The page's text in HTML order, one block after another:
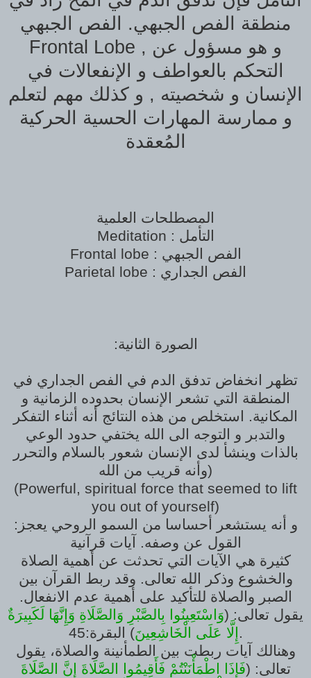
منطقة الفص الجبهي. الفص الجبهي
Frontal Lobe , و هو مسؤول عن
التحكم بالعواطف و الإنفعالات في
الإنسان و شخصيته , و كذلك مهم لتعلم
و ممارسة المهارات الحسية الحركية
المُعقدة
المصطلحات العلمية
Meditation : التأمل
Frontal lobe : الفص الجبهي
Parietal lobe : الفص الجداري
:الصورة الثانية
تظهر انخفاض تدفق الدم في الفص الجداري في
المنطقة التي تشعر الإنسان بحدوده الزمانية و
المكانية. استخلص من هذه النتائج أنه أثناء التفكر
والتدبر و التوجه الى الله يختفي حدود الوعي
بالذات وينشأ لدى الإنسان شعور بالسلام والتحرر
وأنه قريب من الله)
(Powerful, spiritual force that seemed to lift
you out of yourself)
:و أنه يستشعر أحساسا من السمو الروحي يعجز
القول عن وصفه. آيات قرآنية
كثيرة هي الآيات التي تحدثت عن أهمية الصلاة
والخشوع وذكر الله تعالى. وقد ربط القرآن بين
الصبر والصلاة للتأكيد على أهمية عدم الانفعال.
يقول تعالى: (وَاسْتَعِينُوا بِالصَّبْرِ وَالصَّلَاةِ وَإِنَّهَا لَكَبِيرَةٌ
إِلَّا عَلَى الْخَاشِعِينَ ) البقرة:45.
وهنالك آيات ربطت بين الطمأنينة والصلاة، يقول
تعالى: (فَإِذَا اطْمَأْنَنْتُمْ فَأَقِيمُوا الصَّلَاةَ إِنَّ الصَّلَاةَ